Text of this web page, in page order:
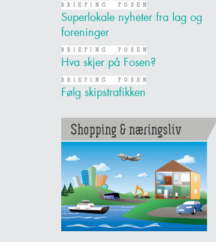
Superlokale nyheter fra lag og
foreninger
Hva skjer på Fosen?
Følg skipstrafikken
Shopping & næringsliv